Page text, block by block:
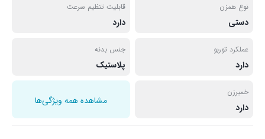
نوع همزن
دستی
قابلیت تنظیم سرعت
دارد
عملکرد توربو
دارد
جنس بدنه
پلاستیک
خمیرزن
دارد
مشاهده همه ویژگی‌ها